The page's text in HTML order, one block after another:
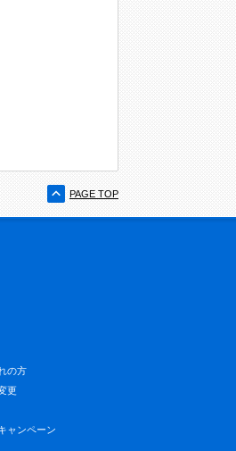
PAGE TOP
の方
更
ャンペーン